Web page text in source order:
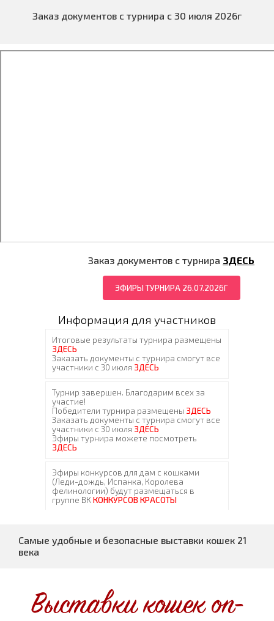
Заказ документов с турнира с 30 июля 2026г
Заказ документов с турнира ЗДЕСЬ
ЭФИРЫ ТУРНИРА 26.07.2026Г
Информация для участников
Самые удобные и безопасные выставки кошек 21
века
Выставки кошек on-